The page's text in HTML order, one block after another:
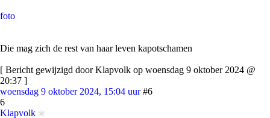
foto
Die mag zich de rest van haar leven kapotschamen
[ Bericht gewijzigd door Klapvolk op woensdag 9 oktober 2024 @
20:37 ]
woensdag 9 oktober 2024, 15:04 uur #6
6
Klapvolk